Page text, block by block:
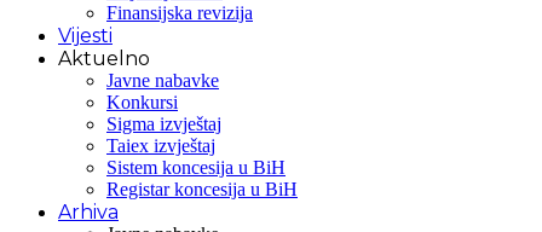
Finansijska revizija
Vijesti
Aktuelno
Javne nabavke
Konkursi
Sigma izvještaj
Taiex izvještaj
Sistem koncesija u BiH
Registar koncesija u BiH
Arhiva